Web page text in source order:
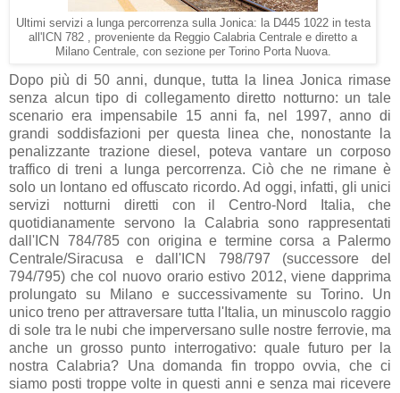
Ultimi servizi a lunga percorrenza sulla Jonica: la D445 1022 in testa
all'ICN 782 , proveniente da Reggio Calabria Centrale e diretto a
Milano Centrale, con sezione per Torino Porta Nuova.
Dopo più di 50 anni, dunque, tutta la linea Jonica rimase
senza alcun tipo di collegamento diretto notturno: un tale
scenario era impensabile 15 anni fa, nel 1997, anno di
grandi soddisfazioni per questa linea che, nonostante la
penalizzante trazione diesel, poteva vantare un corposo
traffico di treni a lunga percorrenza. Ciò che ne rimane è
solo un lontano ed offuscato ricordo. Ad oggi, infatti, gli unici
servizi notturni diretti con il Centro-Nord Italia, che
quotidianamente servono la Calabria sono rappresentati
dall'ICN 784/785 con origina e termine corsa a Palermo
Centrale/Siracusa e dall'ICN 798/797 (successore del
794/795) che col nuovo orario estivo 2012, viene dapprima
prolungato su Milano e successivamente su Torino. Un
unico treno per attraversare tutta l'Italia, un minuscolo raggio
di sole tra le nubi che imperversano sulle nostre ferrovie, ma
anche un grosso punto interrogativo: quale futuro per la
nostra Calabria? Una domanda fin troppo ovvia, che ci
siamo posti troppe volte in questi anni e senza mai ricevere